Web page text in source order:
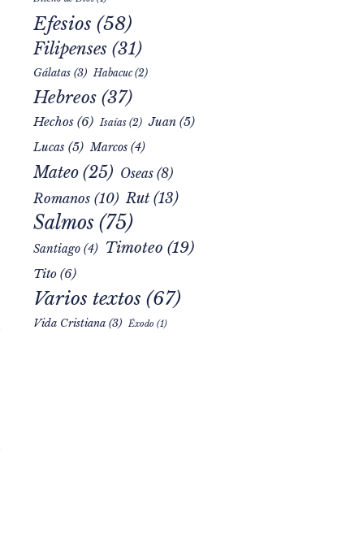
Efesios (58)
Filipenses(31)
Gálatas(3) Habacuc(2)
Hebreos(37)
Hechos(6) Isaías(2) Juan(5)
Lucas (5) Marcos(4)
Mateo(25) Oseas(8)
Romanos(10) Rut(13)
Salmos(75)
Santiago(4) Timoteo (19)
Tito(6)
Varios textos (67)
Vida Cristiana(3) Éxodo (1)